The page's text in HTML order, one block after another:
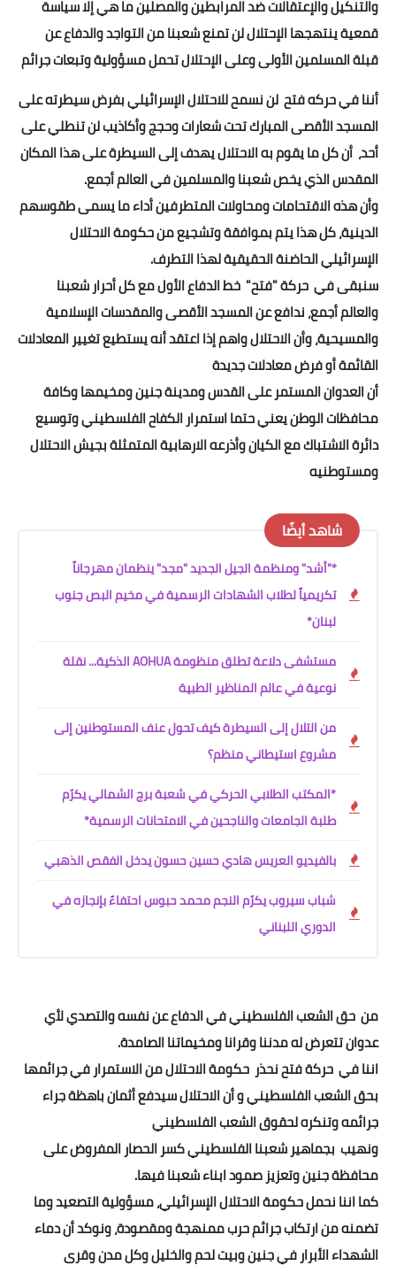
والتنكيل والإعتقالات ضد المرابطين والمصلين ما هي إلا سياسة
قمعية ينتهجها الإحتلال لن تمنع شعبنا من التواجد والدفاع عن
قبلة المسلمين الأولى وعلى الإحتلال تحمل مسؤولية وتبعات جرائم
أننا في حركه فتح لن نسمح للاحتلال الإسرائيلي بفرض سيطرته على
المسجد الأقصى المبارك تحت شعارات وحجج وأكاذيب لن تنطلي على
أحد، أن كل ما يقوم به الاحتلال يهدف إلى السيطرة على هذا المكان
المقدس الذي يخص شعبنا والمسلمين في العالم أجمع.
وأن هذه الاقتحامات ومحاولات المتطرفين أداء ما يسمى طقوسهم
الدينية، كل هذا يتم بموافقة وتشجيع من حكومة الاحتلال
الإسرائيلي الحاضنة الحقيقية لهذا التطرف.
سنبقى في حركة "فتح" خط الدفاع الأول مع كل أحرار شعبنا
والعالم أجمع، ندافع عن المسجد الأقصى والمقدسات الإسلامية
والمسيحية، وأن الاحتلال واهم إذا اعتقد أنه يستطيع تغيير المعادلات
القائمة أو فرض معادلات جديدة
أن العدوان المستمر على القدس ومدينة جنين ومخيمها وكافة
محافظات الوطن يعني حتما استمرار الكفاح الفلسطيني وتوسيع
دائرة الاشتباك مع الكيان وأذرعه الارهابية المتمثلة بجيش الاحتلال
ومستوطنيه
شاهد أيضًا
*"أشد" ومنظمة الجيل الجديد "مجد" ينظمان مهرجاناً
تكريمياً لطلاب الشهادات الرسمية في مخيم البص جنوب
لبنان*
مستشفى دلاعة تطلق منظومة AOHUA الذكية... نقلة
نوعية في عالم المناظير الطبية
من التلال إلى السيطرة كيف تحول عنف المستوطنين إلى
مشروع استيطاني منظم؟
*المكتب الطلابي الحركي في شعبة برج الشمالي يكرّم
طلبة الجامعات والناجحين في الامتحانات الرسمية*
بالفيديو العريس هادي حسين حسون يدخل الفقص الذهبي
شباب سيروب يكرّم النجم محمد حبوس احتفاءً بإنجازه في
الدوري اللبناني
من حق الشعب الفلسطيني في الدفاع عن نفسه والتصدي لأي
عدوان تتعرض له مدننا وقرانا ومخيماتنا الصامدة.
اننا في حركة فتح نحذر حكومة الاحتلال من الاستمرار في جرائمها
بحق الشعب الفلسطيني و أن الاحتلال سيدفع أثمان باهظة جراء
جرائمه وتنكره لحقوق الشعب الفلسطيني
ونهيب بجماهير شعبنا الفلسطيني كسر الحصار المفروض على
محافظة جنين وتعزيز صمود ابناء شعبنا فيها.
كما اننا نحمل حكومة الاحتلال الإسرائيلي، مسؤولية التصعيد وما
تضمنه من ارتكاب جرائم حرب ممنهجة ومقصودة، ونوكد أن دماء
الشهداء الأبرار في جنين وبيت لحم والخليل وكل مدن وقرى